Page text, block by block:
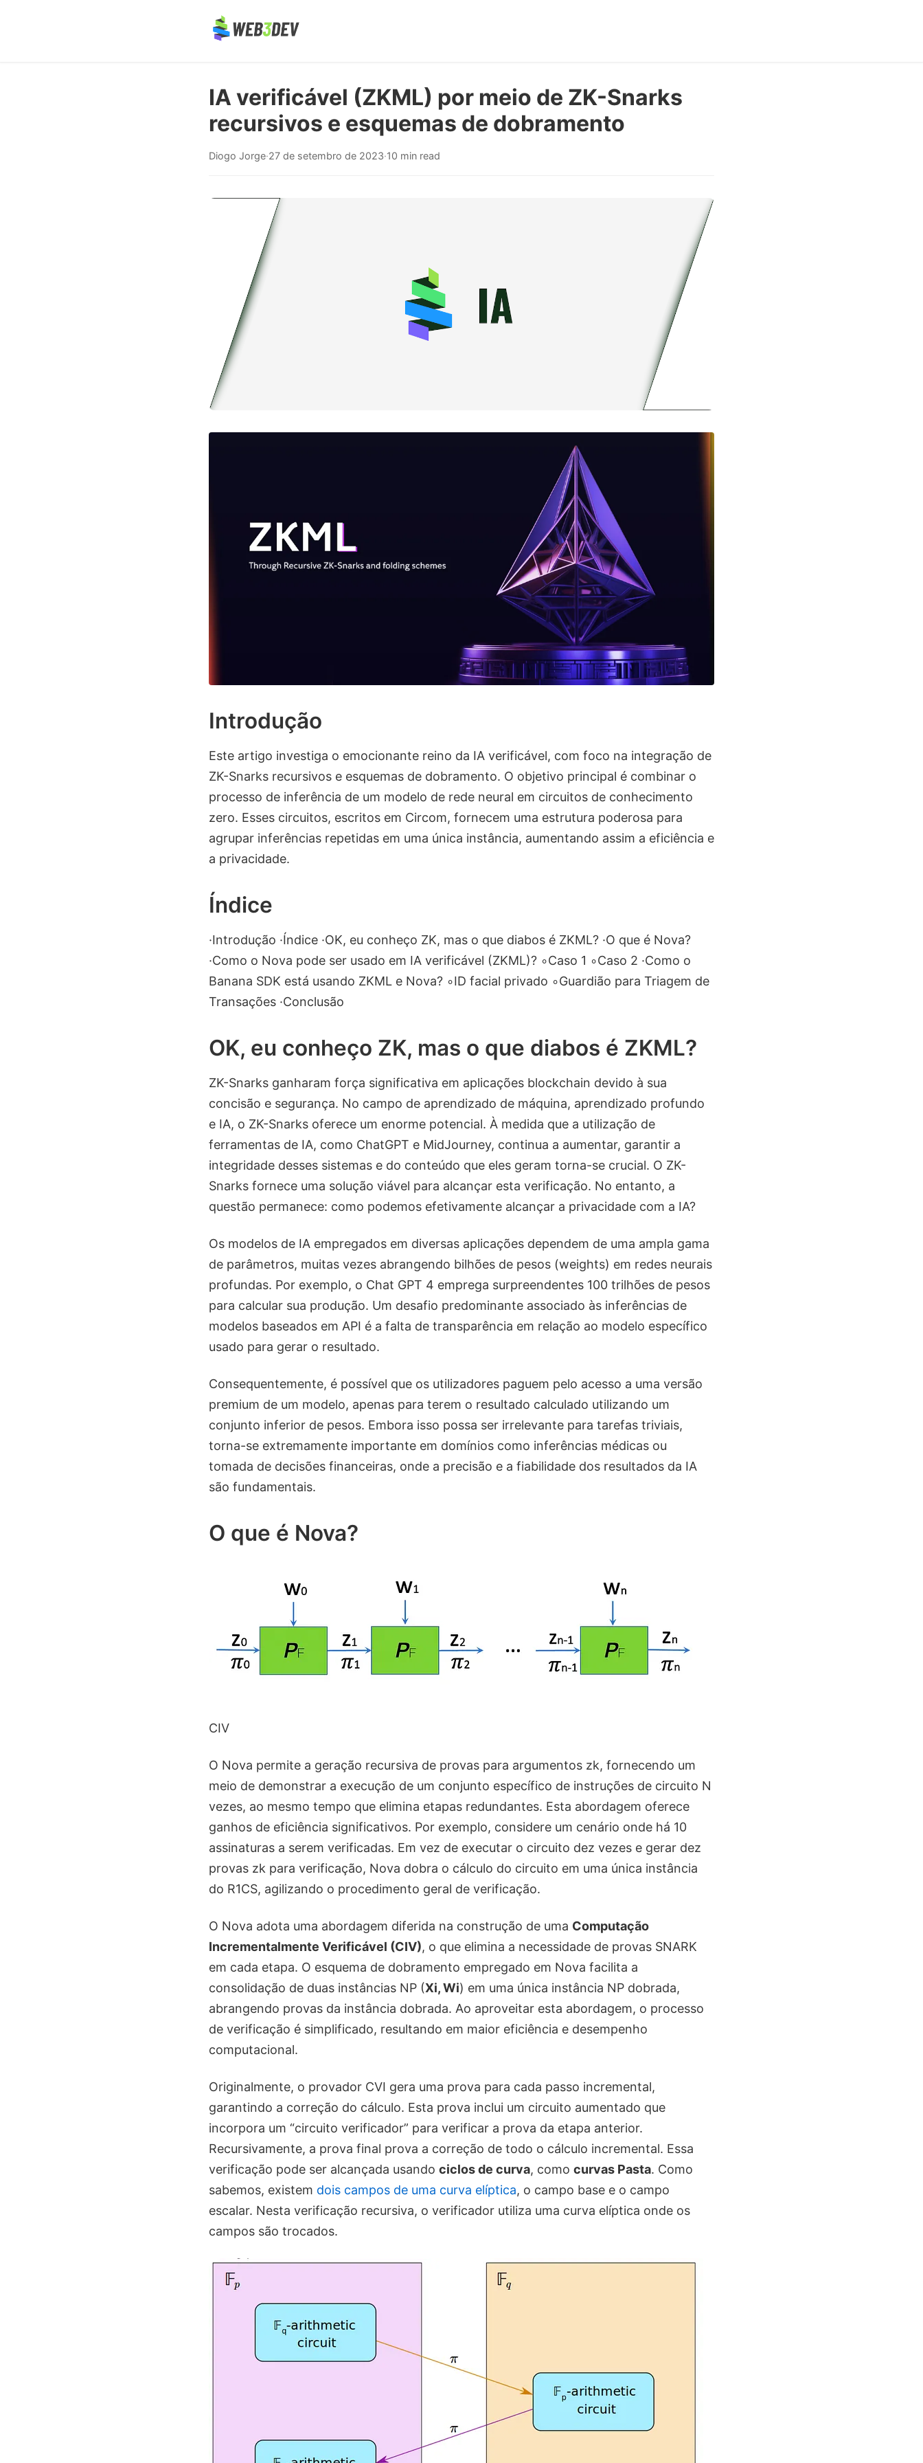
IA verificável (ZKML) por meio de ZK-Snarks
recursivos e esquemas de dobramento
Diogo Jorge·27 de setembro de 2023·10 min read
Introdução
Este artigo investiga o emocionante reino da IA ​​verificável, com foco na integração de
ZK-Snarks recursivos e esquemas de dobramento. O objetivo principal é combinar o
processo de inferência de um modelo de rede neural em circuitos de conhecimento
zero. Esses circuitos, escritos em Circom, fornecem uma estrutura poderosa para
agrupar inferências repetidas em uma única instância, aumentando assim a eficiência e
a privacidade.
Índice
·Introdução ·Índice ·OK, eu conheço ZK, mas o que diabos é ZKML? ·O que é Nova?
·Como o Nova pode ser usado em IA verificável (ZKML)? ∘Caso 1 ∘Caso 2 ·Como o
Banana SDK está usando ZKML e Nova? ∘ID facial privado ∘Guardião para Triagem de
Transações ·Conclusão
OK, eu conheço ZK, mas o que diabos é ZKML?
ZK-Snarks ganharam força significativa em aplicações blockchain devido à sua
concisão e segurança. No campo de aprendizado de máquina, aprendizado profundo
e IA, o ZK-Snarks oferece um enorme potencial. À medida que a utilização de
ferramentas de IA, como ChatGPT e MidJourney, continua a aumentar, garantir a
integridade desses sistemas e do conteúdo que eles geram torna-se crucial. O ZK-
Snarks fornece uma solução viável para alcançar esta verificação. No entanto, a
questão permanece: como podemos efetivamente alcançar a privacidade com a IA?
Os modelos de IA empregados em diversas aplicações dependem de uma ampla gama
de parâmetros, muitas vezes abrangendo bilhões de pesos (weights) em redes neurais
profundas. Por exemplo, o Chat GPT 4 emprega surpreendentes 100 trilhões de pesos
para calcular sua produção. Um desafio predominante associado às inferências de
modelos baseados em API é a falta de transparência em relação ao modelo específico
usado para gerar o resultado.
Consequentemente, é possível que os utilizadores paguem pelo acesso a uma versão
premium de um modelo, apenas para terem o resultado calculado utilizando um
conjunto inferior de pesos. Embora isso possa ser irrelevante para tarefas triviais,
torna-se extremamente importante em domínios como inferências médicas ou
tomada de decisões financeiras, onde a precisão e a fiabilidade dos resultados da IA ​​
são fundamentais.
O que é Nova?
CIV
O Nova permite a geração recursiva de provas para argumentos zk, fornecendo um
meio de demonstrar a execução de um conjunto específico de instruções de circuito N
vezes, ao mesmo tempo que elimina etapas redundantes. Esta abordagem oferece
ganhos de eficiência significativos. Por exemplo, considere um cenário onde há 10
assinaturas a serem verificadas. Em vez de executar o circuito dez vezes e gerar dez
provas zk para verificação, Nova dobra o cálculo do circuito em uma única instância
do R1CS, agilizando o procedimento geral de verificação.
O Nova adota uma abordagem diferida na construção de uma Computação
Incrementalmente Verificável (CIV), o que elimina a necessidade de provas SNARK
em cada etapa. O esquema de dobramento empregado em Nova facilita a
consolidação de duas instâncias NP (Xi, Wi) em uma única instância NP dobrada,
abrangendo provas da instância dobrada. Ao aproveitar esta abordagem, o processo
de verificação é simplificado, resultando em maior eficiência e desempenho
computacional.
Originalmente, o provador CVI gera uma prova para cada passo incremental,
garantindo a correção do cálculo. Esta prova inclui um circuito aumentado que
incorpora um “circuito verificador” para verificar a prova da etapa anterior.
Recursivamente, a prova final prova a correção de todo o cálculo incremental. Essa
verificação pode ser alcançada usando ciclos de curva, como curvas Pasta. Como
sabemos, existem dois campos de uma curva elíptica, o campo base e o campo
escalar. Nesta verificação recursiva, o verificador utiliza uma curva elíptica onde os
campos são trocados.